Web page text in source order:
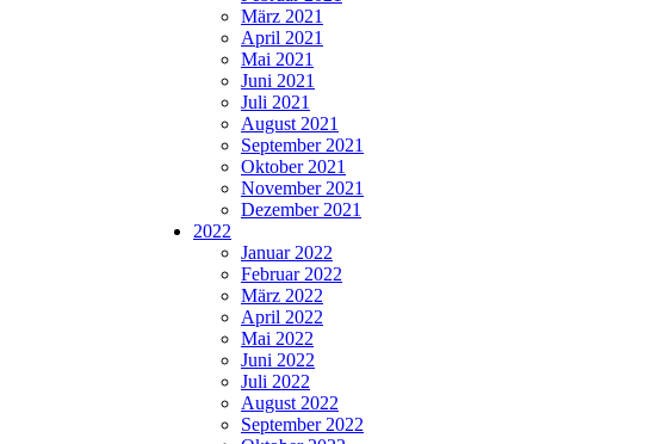
März 2021
April 2021
Mai 2021
Juni 2021
Juli 2021
August 2021
September 2021
Oktober 2021
November 2021
Dezember 2021
2022
Januar 2022
Februar 2022
März 2022
April 2022
Mai 2022
Juni 2022
Juli 2022
August 2022
September 2022